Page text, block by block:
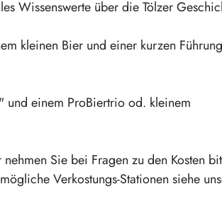
Wissenswerte über die Tölzer
kleinen Bier und einer kurzen
und einem ProBiertrio od. kleinem
Sie bei Fragen zu den Kosten
Verkostungs-Stationen siehe